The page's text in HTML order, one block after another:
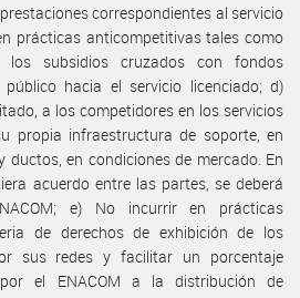
correspondientes al servicio
prácticas anticompetitivas tales como
subsidios cruzados con fondos
hacia el servicio licenciado; d)
a los competidores en los servicios
propia infraestructura de soporte, en
ductos, en condiciones de mercado. En
acuerdo entre las partes, se deberá
e) No incurrir en prácticas
de derechos de exhibición de los
sus redes y facilitar un porcentaje
el ENACOM a la distribución de